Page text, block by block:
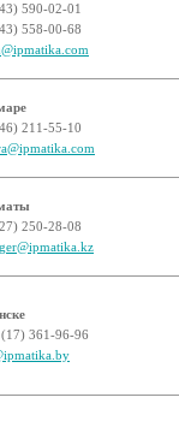
590-02-01
558-00-68
211-55-10
250-28-08
361-96-96